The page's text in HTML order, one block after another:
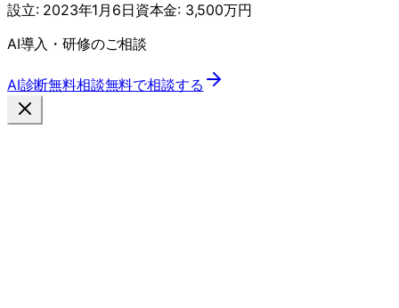
設立: 2023年1月6日資本金: 3,500万円
AI導入・研修のご相談
AI診断無料相談無料で相談する